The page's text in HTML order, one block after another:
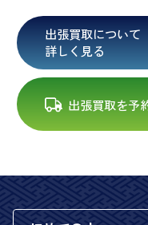
出張買取について
詳しく見る
出張買取を予